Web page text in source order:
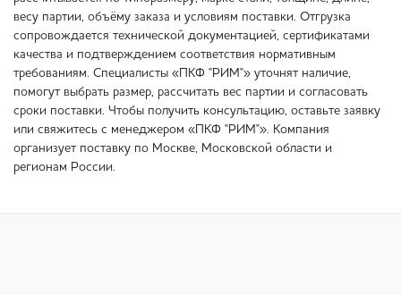
весу партии, объёму заказа и условиям поставки. Отгрузка
сопровождается технической документацией, сертификатами
качества и подтверждением соответствия нормативным
требованиям. Специалисты «ПКФ "РИМ"» уточнят наличие,
помогут выбрать размер, рассчитать вес партии и согласовать
сроки поставки. Чтобы получить консультацию, оставьте заявку
или свяжитесь с менеджером «ПКФ "РИМ"». Компания
организует поставку по Москве, Московской области и
регионам России.